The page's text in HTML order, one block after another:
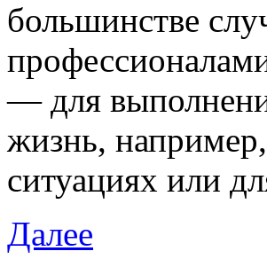
большинстве
— для
жизнь,
ситуациях или
Далее